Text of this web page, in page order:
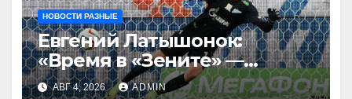
НОВОСТИ РАЗНЫЕ
Евгений Латышонок:
«Время в «Зените» —
отличный опыт, я
АВГ 4, 2026 ADMIN